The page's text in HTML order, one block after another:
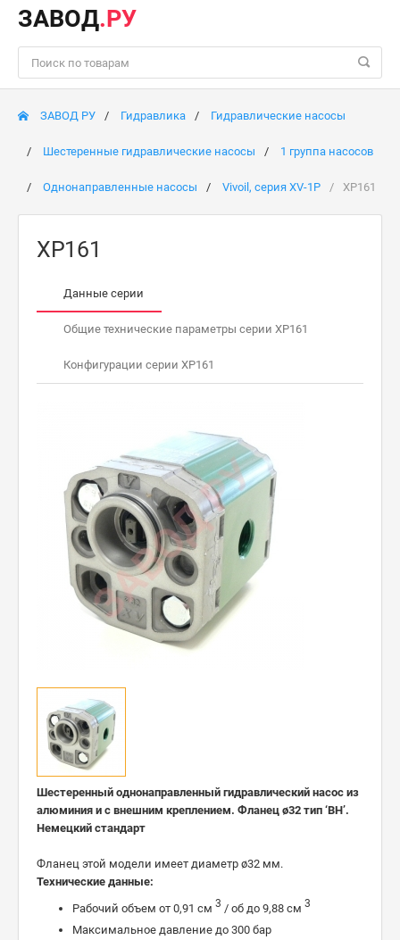
ЗАВОД.РУ
ЗАВОД РУ Гидравлика Гидравлические насосы
Шестеренные гидравлические насосы 1 группа насосов
Однонаправленные насосы Vivoil, серия XV-1P XP161
XP161
Данные серии
Общие технические параметры серии XP161
Конфигурации серии XP161
Шестеренный однонаправленный гидравлический насос из
алюминия и с внешним креплением. Фланец ø32 тип ‘BH’.
Немецкий стандарт
Фланец этой модели имеет диаметр ø32 мм.
Технические данные:
Рабочий объем от 0,91 см 3 / об до 9,88 см 3
Максимальное давление до 300 бар